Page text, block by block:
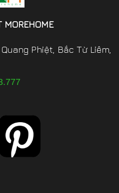
MOREHOME
Phiệt, Bắc Từ Liêm,